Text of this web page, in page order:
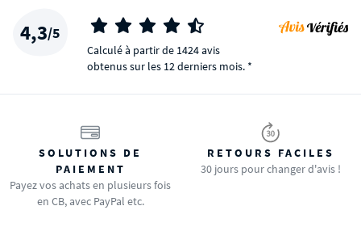
4,3/5
Calculé à partir de 1424 avis
obtenus sur les 12 derniers mois. *
SOLUTIONS DE
PAIEMENT
Payez vos achats en plusieurs fois
en CB, avec PayPal etc.
RETOURS FACILES
30 jours pour changer d'avis !